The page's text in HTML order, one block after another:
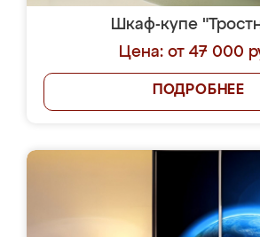
Шкаф-купе
Цена: от 47 000
ПОДРОБНЕЕ